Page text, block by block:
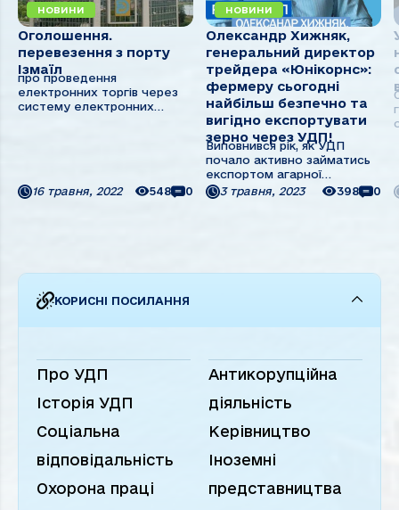
НОВИНИ
Оголошення.
перевезення з порту
Ізмаїл
про проведення
електронних торгів через
систему електронних
місцезнаходження: 1.1.
16 травня, 2022 548 0
НОВИНИ
Олександр Хижняк,
генеральний директор
трейдера «Юнікорнс»:
фермеру сьогодні
найбільш безпечно та
вигідно експортувати
зерно через УДП!
Виповнився рік, як УДП
почало активно займатись
експортом агарної
продукції з України. За цей
час немало трейдерів та
РАЗОМ З УДП. Спробуємо ...
3 травня, 2023 398 0
КОРИСНІ ПОСИЛАННЯ
Про УДП
Історія УДП
Соціальна
відповідальність
Охорона праці
Антикорупційна
діяльність
Керівництво
Іноземні
представництва